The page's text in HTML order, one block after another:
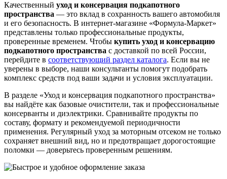
Качественный уход и консервация подкапотного
пространства — это вклад в сохранность вашего автомобиля
и его безопасность. В интернет-магазине «Формула-Маркет»
представлены только профессиональные продукты,
проверенные временем. Чтобы купить уход и консервацию
подкапотного пространства с доставкой по всей России,
перейдите в соответствующий раздел каталога. Если вы не
уверены в выборе, наши консультанты помогут подобрать
комплекс средств под ваши задачи и условия эксплуатации.
В разделе «Уход и консервация подкапотного пространства»
вы найдёте как базовые очистители, так и профессиональные
консерванты и диэлектрики. Сравнивайте продукты по
составу, формату и рекомендуемой периодичности
применения. Регулярный уход за моторным отсеком не только
сохраняет внешний вид, но и предотвращает дорогостоящие
поломки — доверьтесь проверенным решениям.